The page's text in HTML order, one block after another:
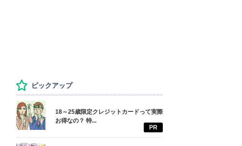
ピックアップ
18～25歳限定クレジットカードって実際
お得なの？ 特...
PR